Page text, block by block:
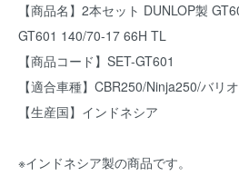
【商品名】2本セット DUNLOP製
GT601 140/70-17 66H TL
【商品コード】SET-GT601
【適合車種】CBR250/Ninja250/バリ
【生産国】インドネシア
※インドネシア製の商品です。